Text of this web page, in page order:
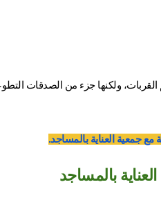
القربات، ولكنها جزء من الصدقات
بالمساجد